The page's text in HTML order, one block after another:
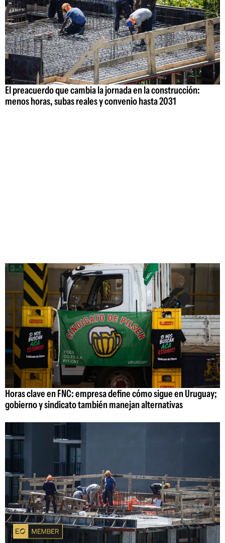
El preacuerdo que cambia la jornada en la construcción:
menos horas, subas reales y convenio hasta 2031
Horas clave en FNC: empresa define cómo sigue en Uruguay;
gobierno y sindicato también manejan alternativas